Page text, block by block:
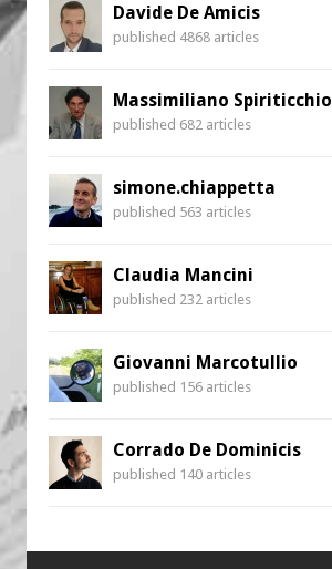
Davide De Amicis
published 4868 articles
Massimiliano Spiriticchio
published 682 articles
simone.chiappetta
published 563 articles
Claudia Mancini
published 232 articles
Giovanni Marcotullio
published 156 articles
Corrado De Dominicis
published 140 articles